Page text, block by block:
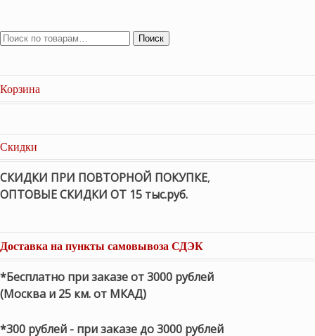
Поиск
Корзина
Скидки
СКИДКИ ПРИ ПОВТОРНОЙ ПОКУПКЕ,
ОПТОВЫЕ СКИДКИ ОТ 15 тыс.руб.
Доставка на пункты самовывоза СДЭК
*Бесплатно при заказе от 3000 рублей
(Москва и 25 км. от МКАД)
*300 рублей - при заказе до 3000 рублей